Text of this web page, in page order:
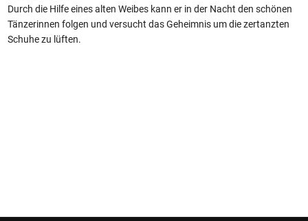
Durch die Hilfe eines alten Weibes kann er in der Nacht den schönen
Tänzerinnen folgen und versucht das Geheimnis um die zertanzten
Schuhe zu lüften.